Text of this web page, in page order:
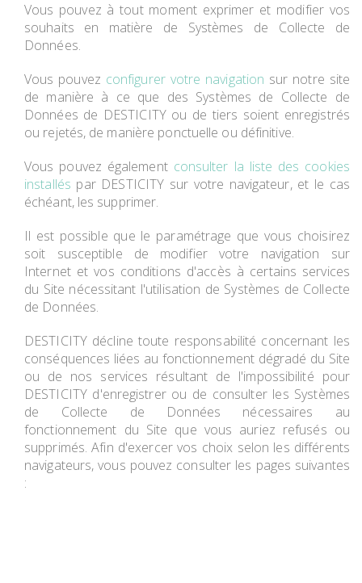
Vous pouvez à tout moment exprimer et modifier vos
souhaits en matière de Systèmes de Collecte de
Données.
Vous pouvez configurer votre navigation sur notre site
de manière à ce que des Systèmes de Collecte de
Données de DESTICITY ou de tiers soient enregistrés
ou rejetés, de manière ponctuelle ou définitive.
Vous pouvez également consulter la liste des cookies
installés par DESTICITY sur votre navigateur, et le cas
échéant, les supprimer.
Il est possible que le paramétrage que vous choisirez
soit susceptible de modifier votre navigation sur
Internet et vos conditions d'accès à certains services
du Site nécessitant l'utilisation de Systèmes de Collecte
de Données.
DESTICITY décline toute responsabilité concernant les
conséquences liées au fonctionnement dégradé du Site
ou de nos services résultant de l'impossibilité pour
DESTICITY d'enregistrer ou de consulter les Systèmes
de Collecte de Données nécessaires au
fonctionnement du Site que vous auriez refusés ou
supprimés. Afin d'exercer vos choix selon les différents
navigateurs, vous pouvez consulter les pages suivantes
: